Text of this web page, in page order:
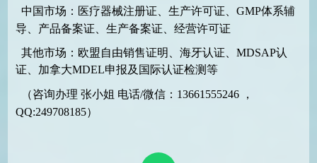
中国市场：医疗器械注册证、生产许可证、GMP体系辅
导、产品备案证、生产备案证、经营许可证
其他市场：欧盟自由销售证明、海牙认证、MDSAP认
证、加拿大MDEL申报及国际认证检测等
（咨询办理 张小姐 电话/微信：13661555246 ，
QQ:249708185）